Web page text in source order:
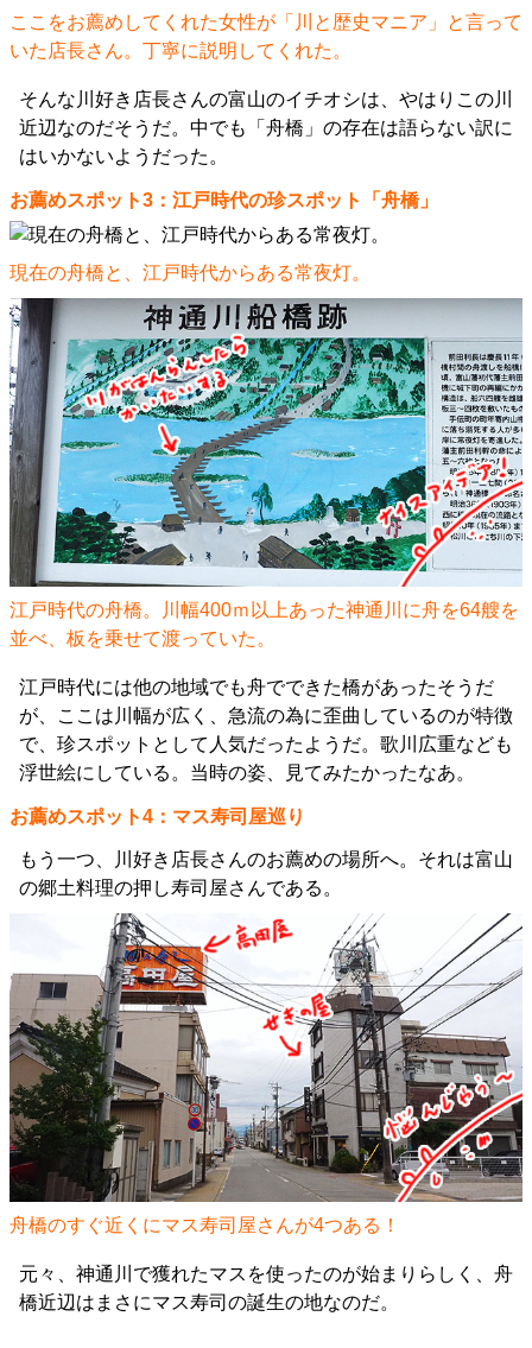
ここをお薦めしてくれた女性が「川と歴史マニア」と言って
いた店長さん。丁寧に説明してくれた。
そんな川好き店長さんの富山のイチオシは、やはりこの川
近辺なのだそうだ。中でも「舟橋」の存在は語らない訳に
はいかないようだった。
お薦めスポット3：江戸時代の珍スポット「舟橋」
現在の舟橋と、江戸時代からある常夜灯。
江戸時代の舟橋。川幅400ｍ以上あった神通川に舟を64艘を
並べ、板を乗せて渡っていた。
江戸時代には他の地域でも舟でできた橋があったそうだ
が、ここは川幅が広く、急流の為に歪曲しているのが特徴
で、珍スポットとして人気だったようだ。歌川広重なども
浮世絵にしている。当時の姿、見てみたかったなあ。
お薦めスポット4：マス寿司屋巡り
もう一つ、川好き店長さんのお薦めの場所へ。それは富山
の郷土料理の押し寿司屋さんである。
舟橋のすぐ近くにマス寿司屋さんが4つある！
元々、神通川で獲れたマスを使ったのが始まりらしく、舟
橋近辺はまさにマス寿司の誕生の地なのだ。